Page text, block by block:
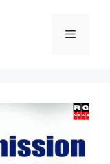
Menu